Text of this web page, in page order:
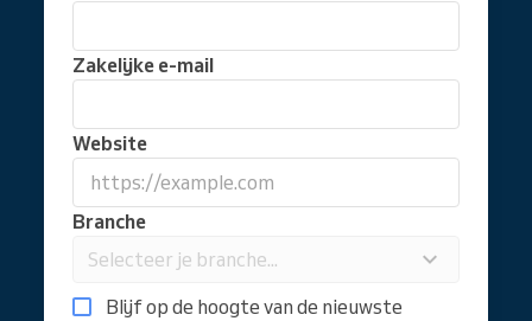
Zakelijke e-mail
Website
Branche
Selecteer je branche...
Blijf op de hoogte van de nieuwste